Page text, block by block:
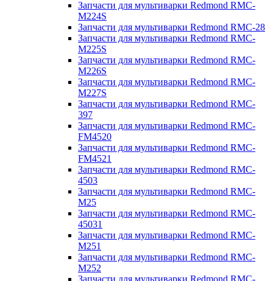
Запчасти для мультиварки Redmond RMC-
M224S
Запчасти для мультиварки Redmond RMC-28
Запчасти для мультиварки Redmond RMC-
M225S
Запчасти для мультиварки Redmond RMC-
M226S
Запчасти для мультиварки Redmond RMC-
M227S
Запчасти для мультиварки Redmond RMC-
397
Запчасти для мультиварки Redmond RMC-
FM4520
Запчасти для мультиварки Redmond RMC-
FM4521
Запчасти для мультиварки Redmond RMC-
4503
Запчасти для мультиварки Redmond RMC-
M25
Запчасти для мультиварки Redmond RMC-
45031
Запчасти для мультиварки Redmond RMC-
M251
Запчасти для мультиварки Redmond RMC-
M252
Запчасти для мультиварки Redmond RMC-